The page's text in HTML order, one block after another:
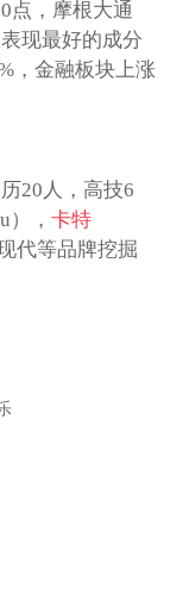
点，摩根大通
现最好的成分
，金融板块上涨
20人，高技6
）， 卡特
代等品牌挖掘